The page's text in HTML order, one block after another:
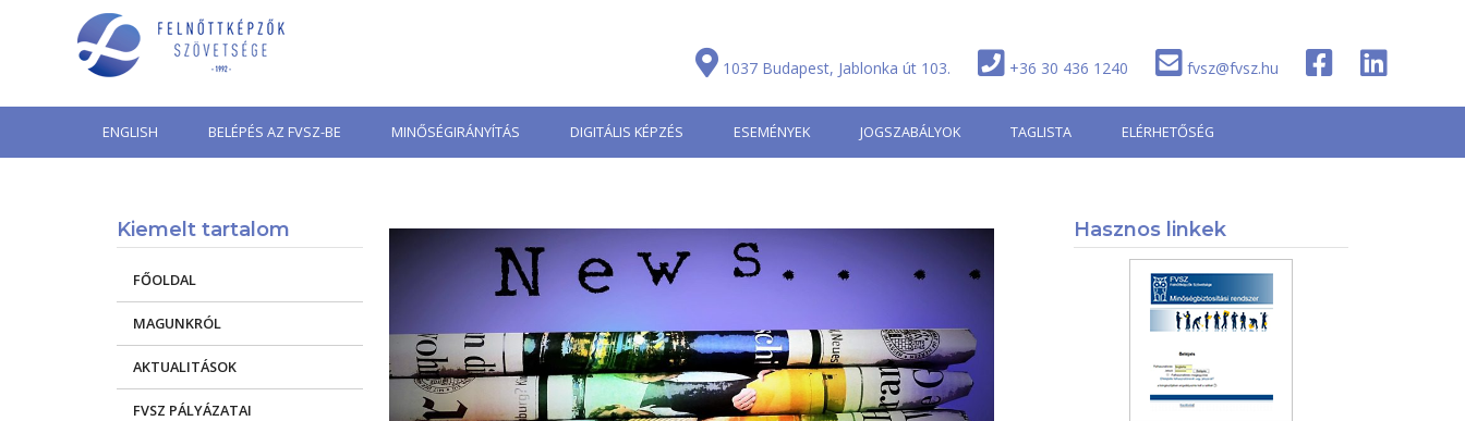
1037 Budapest, Jablonka út 103. +36 30 436 1240 fvsz@fvsz.hu
ENGLISH BELÉPÉS AZ FVSZ-BE MINŐSÉGIRÁNYÍTÁS DIGITÁLIS KÉPZÉS ESEMÉNYEK JOGSZABÁLYOK TAGLISTA ELÉRHETŐSÉG
Kiemelt tartalom
FŐOLDAL
MAGUNKRÓL
AKTUALITÁSOK
FVSZ PÁLYÁZATAI
Hasznos linkek